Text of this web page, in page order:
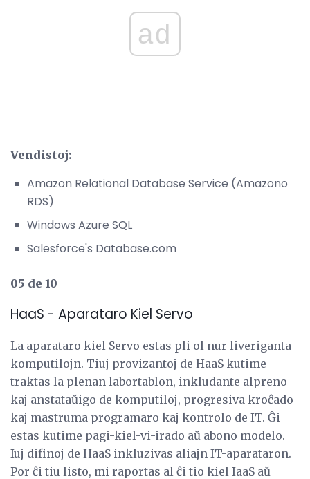
ad
Vendistoj:
Amazon Relational Database Service (Amazono
RDS)
Windows Azure SQL
Salesforce's Database.com
05 de 10
HaaS - Aparataro Kiel Servo
La aparataro kiel Servo estas pli ol nur liveriganta
komputilojn. Tiuj provizantoj de HaaS kutime
traktas la plenan labortablon, inkludante alpreno
kaj anstataŭigo de komputiloj, progresiva kroĉado
kaj mastruma programaro kaj kontrolo de IT. Ĝi
estas kutime pagi-kiel-vi-irado aŭ abono modelo.
Iuj difinoj de HaaS inkluzivas aliajn IT-aparataron.
Por ĉi tiu listo, mi raportas al ĉi tio kiel IaaS aŭ